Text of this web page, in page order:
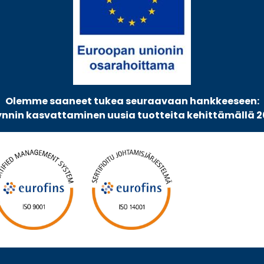
Olemme saaneet tukea seuraavaan hankkeeseen:
kasvattaminen uusia tuotteita kehittämällä